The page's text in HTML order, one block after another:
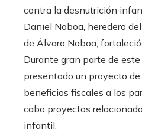
contra la desnutrición
Daniel Noboa, heredero
de Álvaro Noboa,
Durante gran parte de
presentado un proyecto
beneficios fiscales a los
cabo proyectos
infantil.